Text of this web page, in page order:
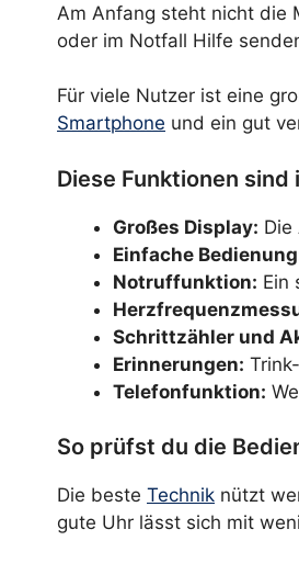
Am Anfang steht nicht die
oder im Notfall Hilfe
Für viele Nutzer ist eine
Smartphone und ein gut
Diese Funktionen
Großes Display: Die
Einfache
Notruffunktion: Ein
Schrittzähler und
Erinnerungen:
Telefonfunktion:
So prüfst du die
Die beste Technik nützt
gute Uhr lässt sich mit